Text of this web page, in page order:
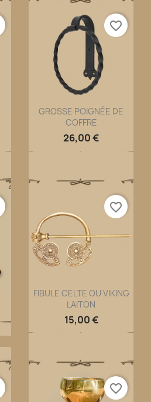
Aperçu rapide
GROSSE POIGNÉE DE
COFFRE
26,00 €
favorite_border
Aperçu rapide
FIBULE CELTE OU VIKING
LAITON
15,00 €
favorite_border
favorite_border